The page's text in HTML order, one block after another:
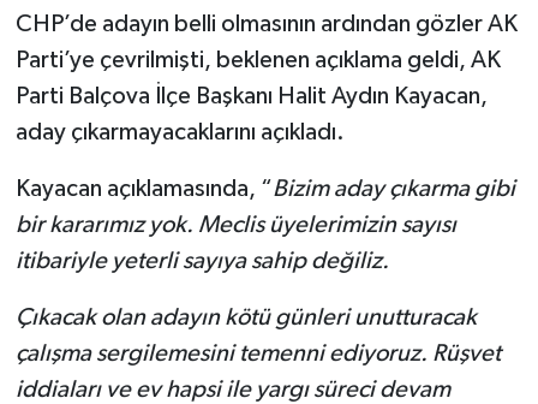
CHP’de adayın belli olmasının ardından gözler AK
Parti’ye çevrilmişti, beklenen açıklama geldi, AK
Parti Balçova İlçe Başkanı Halit Aydın Kayacan,
aday çıkarmayacaklarını açıkladı.
Kayacan açıklamasında, “Bizim aday çıkarma gibi
bir kararımız yok. Meclis üyelerimizin sayısı
itibariyle yeterli sayıya sahip değiliz.
Çıkacak olan adayın kötü günleri unutturacak
çalışma sergilemesini temenni ediyoruz. Rüşvet
iddiaları ve ev hapsi ile yargı süreci devam